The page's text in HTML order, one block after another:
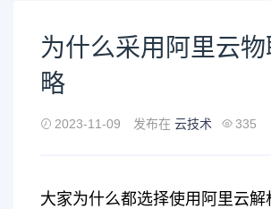
为什么采用阿里云
略
2023-11-09 发布在 云技术 335
大家为什么都选择使用阿里云解